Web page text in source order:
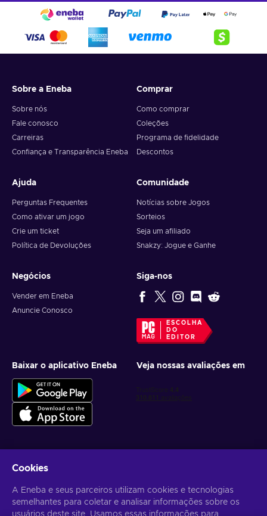
Sobre a Eneba
Sobre nós
Fale conosco
Carreiras
Confiança e Transparência Eneba
Comprar
Como comprar
Coleções
Programa de fidelidade
Descontos
Ajuda
Perguntas Frequentes
Como ativar um jogo
Crie um ticket
Política de Devoluções
Comunidade
Notícias sobre Jogos
Sorteios
Seja um afiliado
Snakzy: Jogue e Ganhe
Negócios
Vender em Eneba
Anuncie Conosco
Siga-nos
ESCOLHA
DO
EDITOR
Baixar o aplicativo Eneba Veja nossas avaliações em
Receba ofertas personalizadas de jogos
Inscrever-se
Você pode cancelar sua inscrição a qualquer momento. Acesse
Cookies
A Eneba e seus parceiros utilizam cookies e tecnologias
semelhantes para coletar e analisar informações sobre os
usuários deste site. Usamos essas informações para